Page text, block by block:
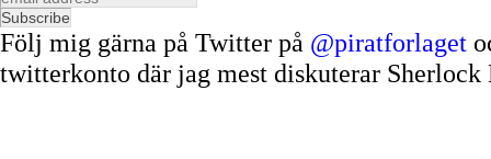
Följ mig gärna på Twitter på @piratforlaget
twitterkonto där jag mest diskuterar